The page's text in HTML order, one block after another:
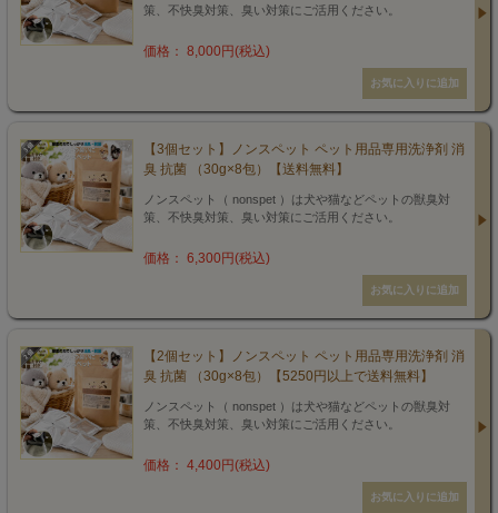
策、不快臭対策、臭い対策にご活用ください。
価格： 8,000円(税込)
【3個セット】ノンスペット ペット用品専用洗浄剤 消
臭 抗菌 （30g×8包）【送料無料】
ノンスペット（ nonspet ）は犬や猫などペットの獣臭対
策、不快臭対策、臭い対策にご活用ください。
価格： 6,300円(税込)
【2個セット】ノンスペット ペット用品専用洗浄剤 消
臭 抗菌 （30g×8包）【5250円以上で送料無料】
ノンスペット（ nonspet ）は犬や猫などペットの獣臭対
策、不快臭対策、臭い対策にご活用ください。
価格： 4,400円(税込)